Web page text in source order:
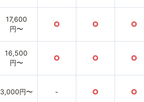
17,600
円〜
○ ○ ○
16,500
円〜
○ ○ ○
3,000円〜 - ○ ○